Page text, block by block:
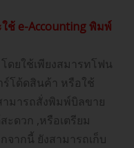
ช้ e-Accounting พิมพ์
ดยใช้เพียงสมารทโฟน
ร์โด้ดสินค้า หรือใช้
ามารถสั่งพิมพ์บิลขาย
ดวก ,หรือเตรียม
ากนี้ ยังสามารถเก็บ